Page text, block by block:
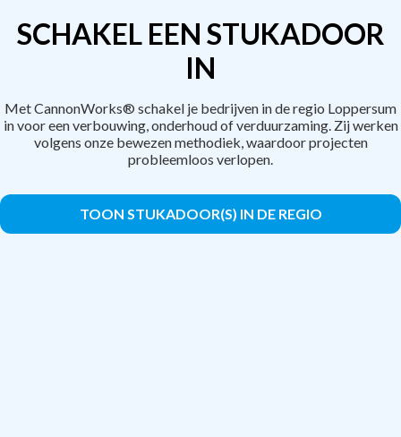
SCHAKEL EEN STUKADOOR
IN
Met CannonWorks® schakel je bedrijven in de regio Loppersum
in voor een verbouwing, onderhoud of verduurzaming. Zij werken
volgens onze bewezen methodiek, waardoor projecten
probleemloos verlopen.
TOON STUKADOOR(S) IN DE REGIO